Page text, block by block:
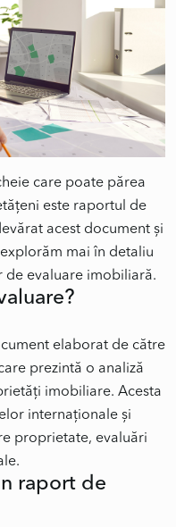
care poate părea
este raportul de
acest document și
mai în detaliu
elaborat de către
prezintă o analiză
imobiliare. Acesta
internaționale și
proprietate, evaluări
raport de